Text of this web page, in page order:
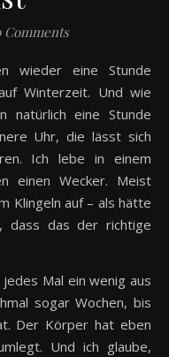
Comments
Winterzeit. Und wie
natürlich eine Stunde
Uhr, die lässt sich
Ich lebe in einem
einen Wecker. Meist
Klingeln auf – als hätte
dass das der richtige
Mal ein wenig aus
sogar Wochen, bis
Der Körper hat eben
Und ich glaube,